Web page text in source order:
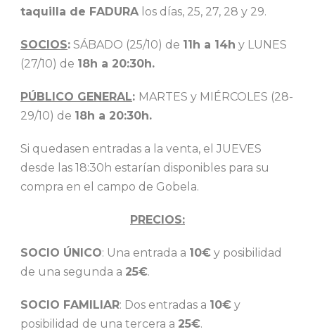
taquilla de FADURAlos días, 25, 27, 28 y 29.
SOCIOS: SÁBADO (25/10) de 11h a 14h y LUNES
(27/10) de 18h a 20:30h.
PÚBLICO GENERAL: MARTES y MIÉRCOLES (28-
29/10) de 18h a 20:30h.
Si quedasen entradas a la venta, el JUEVES
desde las 18:30h estarían disponibles para su
compra en el campo de Gobela.
PRECIOS:
SOCIO ÚNICO: Una entrada a 10€ y posibilidad
de una segunda a 25€.
SOCIO FAMILIAR: Dos entradas a 10€ y
posibilidad de una tercera a 25€.